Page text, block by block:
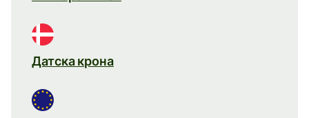
Датска крона